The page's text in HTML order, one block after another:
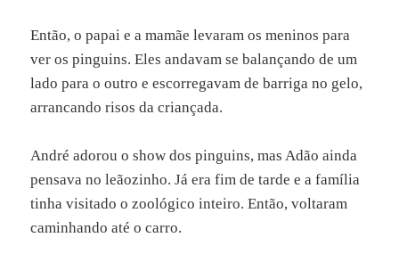
Então, o papai e a mamãe levaram os meninos para
ver os pinguins. Eles andavam se balançando de um
lado para o outro e escorregavam de barriga no gelo,
arrancando risos da criançada.
André adorou o show dos pinguins, mas Adão ainda
pensava no leãozinho. Já era fim de tarde e a família
tinha visitado o zoológico inteiro. Então, voltaram
caminhando até o carro.